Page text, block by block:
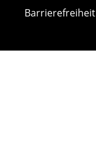
Barrierefreiheit